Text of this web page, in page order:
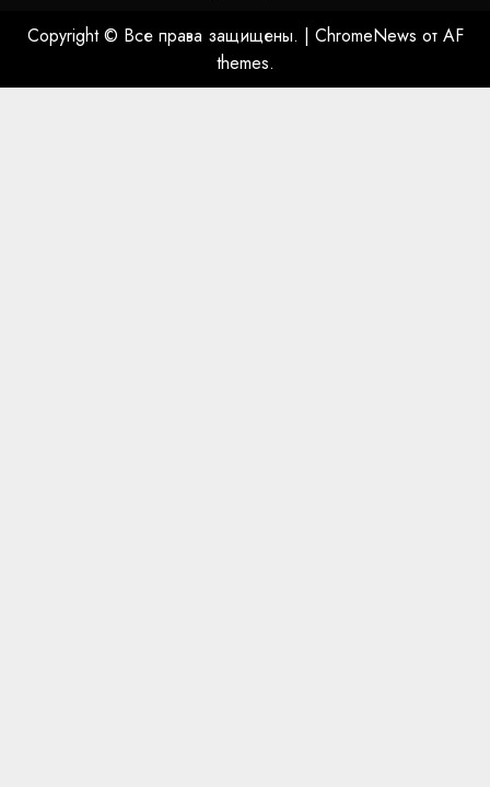
Copyright © Все права защищены. | ChromeNews от AF
themes.